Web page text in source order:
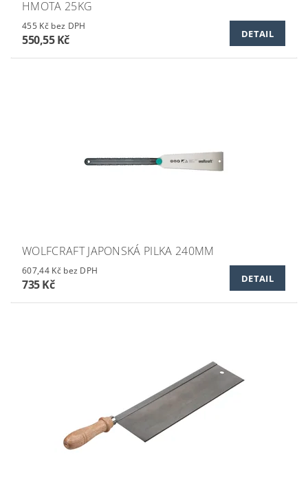
HMOTA 25KG
455 Kč bez DPH
550,55 Kč DETAIL
WOLFCRAFT JAPONSKÁ PILKA 240MM
607,44 Kč bez DPH
735 Kč DETAIL